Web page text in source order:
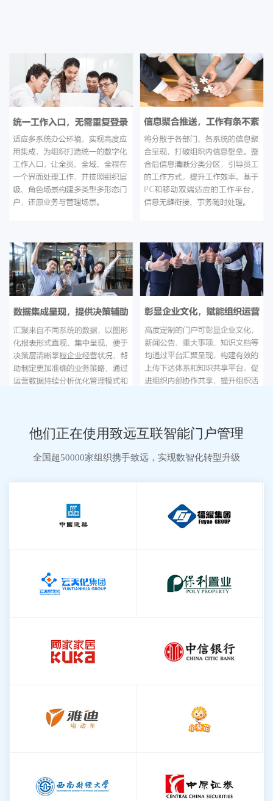
他们正在使用致远互联智能门户管理
全国超50000家组织携手致远，实现数智化转型升级